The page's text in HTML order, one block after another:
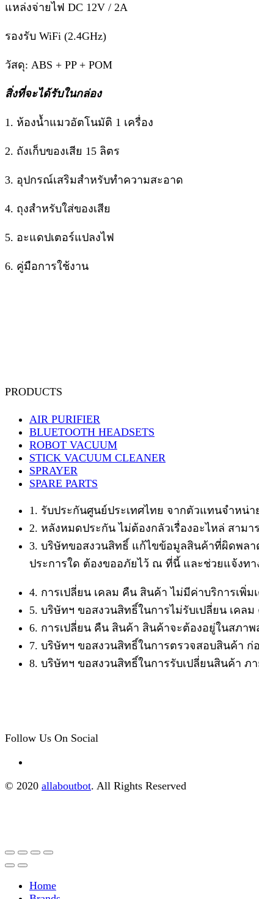
แหล่งจ่ายไฟ DC 12V / 2A
รองรับ WiFi (2.4GHz)
วัสดุ: ABS + PP + POM
สิ่งที่จะได้รับในกล่อง
1. ห้องน้ำแมวอัตโนมัติ 1 เครื่อง
2. ถังเก็บของเสีย 15 ลิตร
3. อุปกรณ์เสริมสำหรับทำความสะอาด
4. ถุงสำหรับใส่ของเสีย
5. อะแดปเตอร์แปลงไฟ
6. คู่มือการใช้งาน
PRODUCTS
AIR PURIFIER
BLUETOOTH HEADSETS
ROBOT VACUUM
STICK VACUUM CLEANER
SPRAYER
SPARE PARTS
1. รับประกันศูนย์ประเทศไทย จากตัวแทนจำหน่า
2. หลังหมดประกัน ไม่ต้องกลัวเรื่องอะไหล่ สาม
3. บริษัทขอสงวนสิทธิ์ แก้ไขข้อมูลสินค้าที่ผิดพล
ประการใด ต้องขออภัยไว้ ณ ที่นี้ และช่วยแจ้งทา
4. การเปลี่ยน เคลม คืน สินค้า ไม่มีค่าบริการเพิ่
5. บริษัทฯ ขอสงวนสิทธิ์ในการไม่รับเปลี่ยน เคล
6. การเปลี่ยน คืน สินค้า สินค้าจะต้องอยู่ในสภ
7. บริษัทฯ ขอสงวนสิทธิ์ในการตรวจสอบสินค้า
8. บริษัทฯ ขอสงวนสิทธิ์ในการรับเปลี่ยนสินค้า
Follow Us On Social
© 2020 allaboutbot. All Rights Reserved
Home